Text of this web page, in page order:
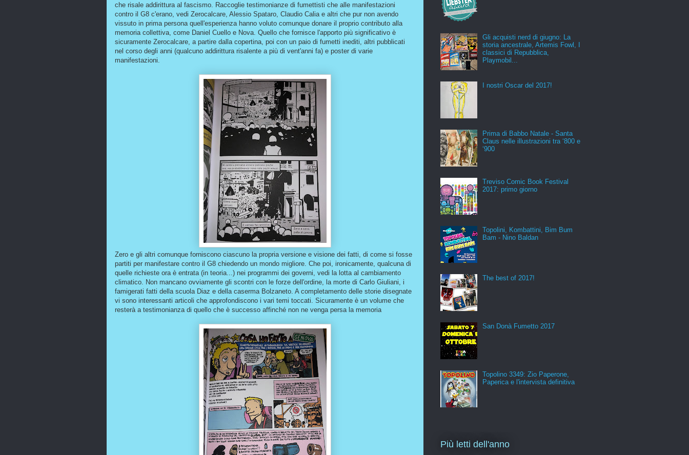
che risale addirittura al fascismo. Raccoglie testimonianze di fumettisti che alle manifestazioni
contro il G8 c'erano, vedi Zerocalcare, Alessio Spataro, Claudio Calia e altri che pur non avendo
vissuto in prima persona quell'esperienza hanno voluto comunque donare il proprio contributo alla
memoria collettiva, come Daniel Cuello e Nova. Quello che fornisce l'apporto più significativo è
sicuramente Zerocalcare, a partire dalla copertina, poi con un paio di fumetti inediti, altri pubblicati
nel corso degli anni (qualcuno addirittura risalente a più di vent'anni fa) e poster di varie
manifestazioni.
Zero e gli altri comunque forniscono ciascuno la propria versione e visione dei fatti, di come si fosse
partiti per manifestare contro il G8 chiedendo un mondo migliore. Che poi, ironicamente, qualcuna di
quelle richieste ora è entrata (in teoria...) nei programmi dei governi, vedi la lotta al cambiamento
climatico. Non mancano ovviamente gli scontri con le forze dell'ordine, la morte di Carlo Giuliani, i
famigerati fatti della scuola Diaz e della caserma Bolzaneto. A completamento delle storie disegnate
vi sono interessanti articoli che approfondiscono i vari temi toccati. Sicuramente è un volume che
resterà a testimonianza di quello che è successo affinché non ne venga persa la memoria
Gli acquisti nerd di giugno: La
storia ancestrale, Artemis Fowl, I
classici di Repubblica,
Playmobil...
I nostri Oscar del 2017!
Prima di Babbo Natale - Santa
Claus nelle illustrazioni tra ‘800 e
‘900
Treviso Comic Book Festival
2017: primo giorno
Topolini, Kombattini, Bim Bum
Bam - Nino Baldan
The best of 2017!
San Donà Fumetto 2017
Topolino 3349: Zio Paperone,
Paperica e l'intervista definitiva
Più letti dell'anno